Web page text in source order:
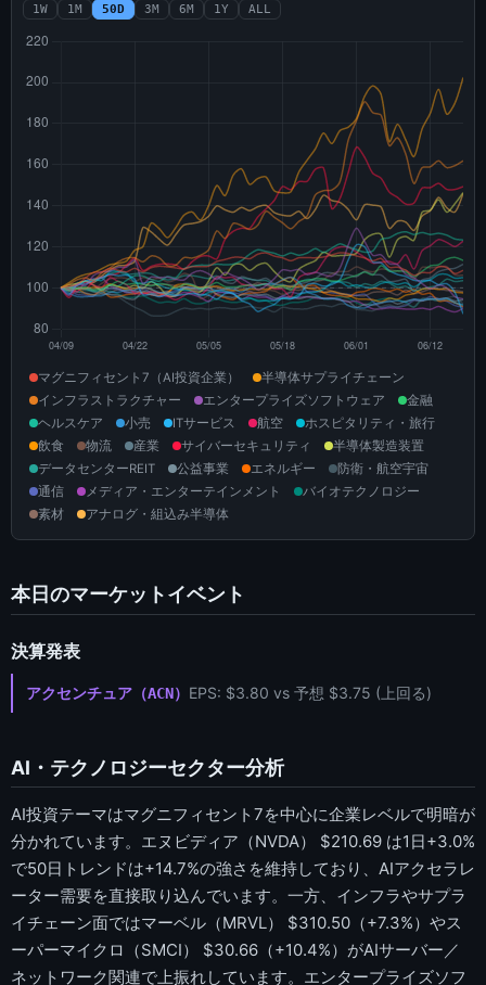
1W 1M 50D 3M 6M 1Y ALL
マグニフィセント7（AI投資企業）
半導体サプライチェーン
インフラストラクチャー
エンタープライズソフトウェア
金融
ヘルスケア
小売 ITサービス 航空
ホスピタリティ・旅行
飲食
物流 産業 サイバーセキュリティ
半導体製造装置
データセンターREIT
公益事業 エネルギー
防衛・航空宇宙
通信
メディア・エンターテインメント
バイオテクノロジー
素材
アナログ・組込み半導体
本日のマーケットイベント
決算発表
アクセンチュア（ACN） EPS: $3.80 vs 予想 $3.75 (上回る)
AI・テクノロジーセクター分析
AI投資テーマはマグニフィセント7を中心に企業レベルで明暗が
分かれています。エヌビディア（NVDA） $210.69 は1日+3.0%
で50日トレンドは+14.7%の強さを維持しており、AIアクセラレ
ーター需要を直接取り込んでいます。一方、インフラやサプラ
イチェーン面ではマーベル（MRVL） $310.50（+7.3%）やス
ーパーマイクロ（SMCI） $30.66（+10.4%）がAIサーバー／
ネットワーク関連で上振れしています。エンタープライズソフ